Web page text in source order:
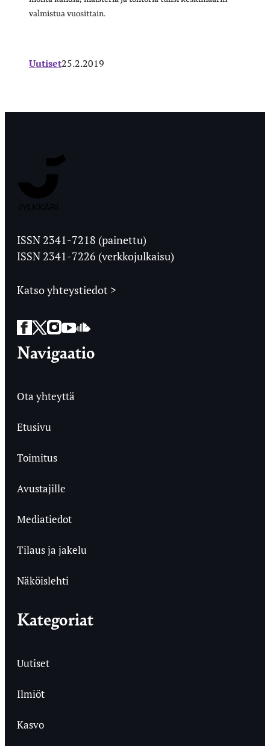
valmistua vuosittain.
Uutiset25.2.2019
Ylioppilaslehti
ISSN 2341-7218 (painettu)
ISSN 2341-7226 (verkkojulkaisu)
Katso yhteystiedot >
Facebook
Twitter
Instagram
YouTube
SoundCloud
Navigaatio
Ota yhteyttä
Etusivu
Toimitus
Avustajille
Mediatiedot
Tilaus ja jakelu
Näköislehti
Kategoriat
Uutiset
Ilmiöt
Kasvo